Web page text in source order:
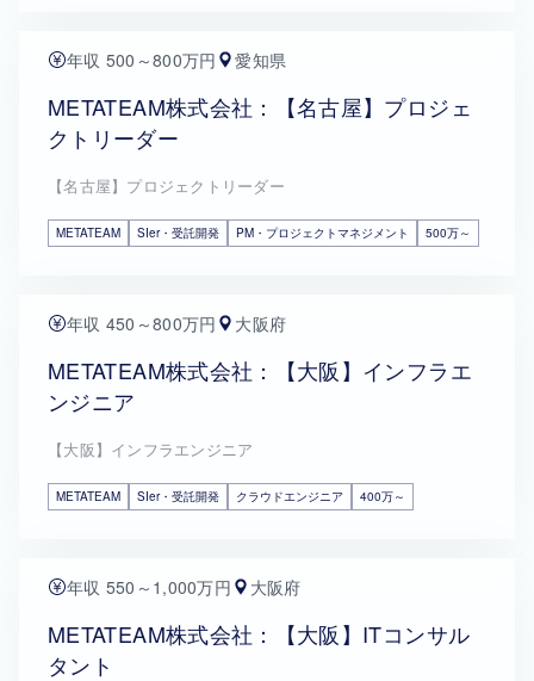
年収 500～800万円 愛知県
METATEAM株式会社：【名古屋】プロジェ
クトリーダー
【名古屋】プロジェクトリーダー
METATEAM SIer・受託開発 PM・プロジェクトマネジメント 500万～
年収 450～800万円 大阪府
METATEAM株式会社：【大阪】インフラエ
ンジニア
【大阪】インフラエンジニア
METATEAM SIer・受託開発 クラウドエンジニア 400万～
年収 550～1,000万円 大阪府
METATEAM株式会社：【大阪】ITコンサル
タント